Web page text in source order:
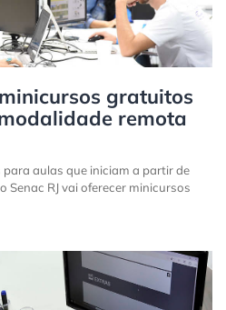
gratuitos
remota
aulas que iniciam a partir de
Senac RJ vai oferecer minicursos